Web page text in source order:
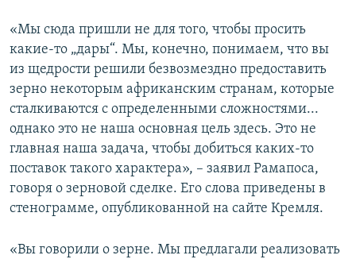
«Мы сюда пришли не для того, чтобы просить
какие-то „дары“. Мы, конечно, понимаем, что вы
из щедрости решили безвозмездно предоставить
зерно некоторым африканским странам, которые
сталкиваются с определенными сложностями...
однако это не наша основная цель здесь. Это не
главная наша задача, чтобы добиться каких-то
поставок такого характера», – заявил Рамапоса,
говоря о зерновой сделке. Его слова приведены в
стенограмме, опубликованной на сайте Кремля.
«Вы говорили о зерне. Мы предлагали реализовать